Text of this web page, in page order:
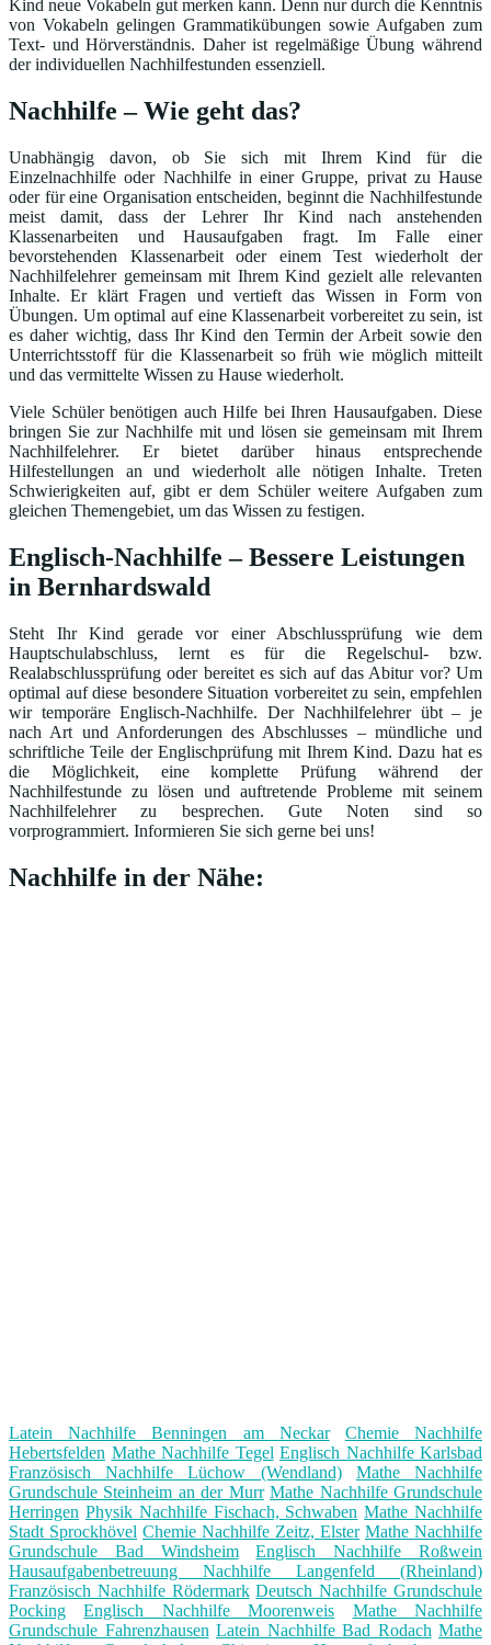
Kind neue Vokabeln gut merken kann. Denn nur durch die Kenntnis
von Vokabeln gelingen Grammatikübungen sowie Aufgaben zum
Text- und Hörverständnis. Daher ist regelmäßige Übung während
der individuellen Nachhilfestunden essenziell.
Nachhilfe – Wie geht das?
Unabhängig davon, ob Sie sich mit Ihrem Kind für die
Einzelnachhilfe oder Nachhilfe in einer Gruppe, privat zu Hause
oder für eine Organisation entscheiden, beginnt die Nachhilfestunde
meist damit, dass der Lehrer Ihr Kind nach anstehenden
Klassenarbeiten und Hausaufgaben fragt. Im Falle einer
bevorstehenden Klassenarbeit oder einem Test wiederholt der
Nachhilfelehrer gemeinsam mit Ihrem Kind gezielt alle relevanten
Inhalte. Er klärt Fragen und vertieft das Wissen in Form von
Übungen. Um optimal auf eine Klassenarbeit vorbereitet zu sein, ist
es daher wichtig, dass Ihr Kind den Termin der Arbeit sowie den
Unterrichtsstoff für die Klassenarbeit so früh wie möglich mitteilt
und das vermittelte Wissen zu Hause wiederholt.
Viele Schüler benötigen auch Hilfe bei Ihren Hausaufgaben. Diese
bringen Sie zur Nachhilfe mit und lösen sie gemeinsam mit Ihrem
Nachhilfelehrer. Er bietet darüber hinaus entsprechende
Hilfestellungen an und wiederholt alle nötigen Inhalte. Treten
Schwierigkeiten auf, gibt er dem Schüler weitere Aufgaben zum
gleichen Themengebiet, um das Wissen zu festigen.
Englisch-Nachhilfe – Bessere Leistungen
in Bernhardswald
Steht Ihr Kind gerade vor einer Abschlussprüfung wie dem
Hauptschulabschluss, lernt es für die Regelschul- bzw.
Realabschlussprüfung oder bereitet es sich auf das Abitur vor? Um
optimal auf diese besondere Situation vorbereitet zu sein, empfehlen
wir temporäre Englisch-Nachhilfe. Der Nachhilfelehrer übt – je
nach Art und Anforderungen des Abschlusses – mündliche und
schriftliche Teile der Englischprüfung mit Ihrem Kind. Dazu hat es
die Möglichkeit, eine komplette Prüfung während der
Nachhilfestunde zu lösen und auftretende Probleme mit seinem
Nachhilfelehrer zu besprechen. Gute Noten sind so
vorprogrammiert. Informieren Sie sich gerne bei uns!
Nachhilfe in der Nähe:
Latein Nachhilfe Benningen am Neckar
Chemie Nachhilfe
Hebertsfelden Mathe Nachhilfe Tegel Englisch Nachhilfe Karlsbad
Französisch Nachhilfe Lüchow (Wendland)
Mathe Nachhilfe
Grundschule Steinheim an der Murr Mathe Nachhilfe Grundschule
Herringen Physik Nachhilfe Fischach, Schwaben Mathe Nachhilfe
Stadt Sprockhövel Chemie Nachhilfe Zeitz, Elster Mathe Nachhilfe
Grundschule Bad Windsheim
Englisch Nachhilfe Roßwein
Hausaufgabenbetreuung Nachhilfe Langenfeld (Rheinland)
Französisch Nachhilfe Rödermark Deutsch Nachhilfe Grundschule
Pocking
Englisch Nachhilfe Moorenweis
Mathe Nachhilfe
Grundschule Fahrenzhausen Latein Nachhilfe Bad Rodach Mathe